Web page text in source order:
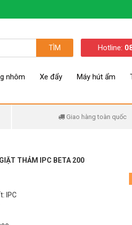
TÌM Hotline:
nhôm Xe đẩy Máy hút ẩm
Giao hàng toàn quốc
THẢM IPC BETA 200
IPC